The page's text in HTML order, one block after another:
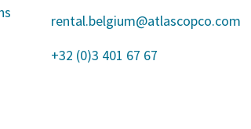
rental.belgium@atlascopco.com
+32 (0)3 401 67 67